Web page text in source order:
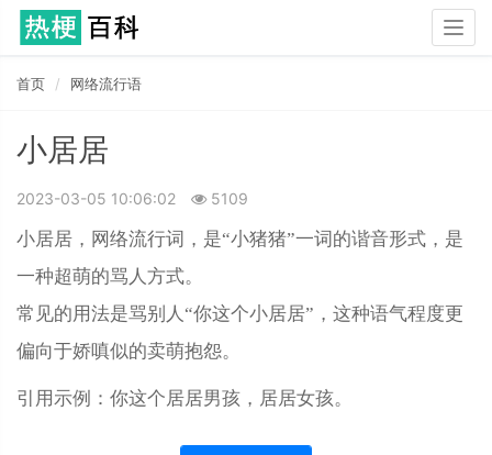
首页 网络流行语
小居居
2023-03-05 10:06:02 5109
小居居，网络流行词，是“小猪猪”一词的谐音形式，是
一种超萌的骂人方式。
常见的用法是骂别人“你这个小居居”，这种语气程度更
偏向于娇嗔似的卖萌抱怨。
引用示例：你这个居居男孩，居居女孩。